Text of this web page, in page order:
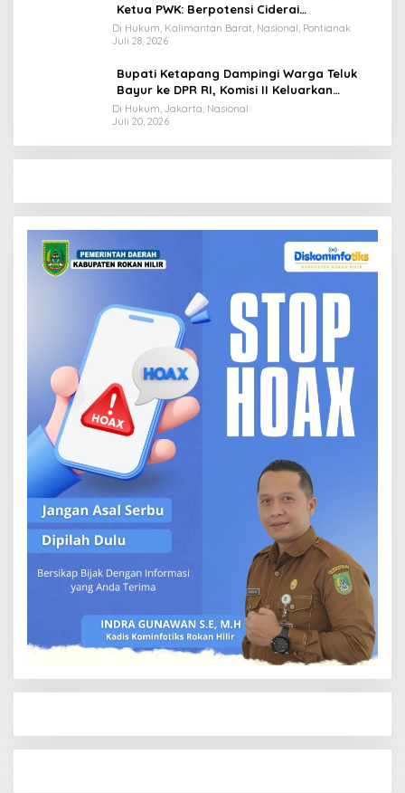
Ketua PWK: Berpotensi Ciderai
Penghormatan
Di Hukum, Kalimantan Barat, Nasional, Pontianak
Juli 28, 2026
Bupati Ketapang Dampingi Warga Teluk
Bayur ke DPR RI, Komisi II Keluarkan
Rekomendasi Tegas Soal Konflik Lahan PT
PTS
Di Hukum, Jakarta, Nasional
Juli 20, 2026